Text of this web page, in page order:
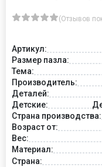
(Отзывов
Артикул:
Размер пазла:
Тема:
Производитель:
Деталей:
Детские:
Страна производства:
Возраст от:
Вес:
Материал:
Страна: